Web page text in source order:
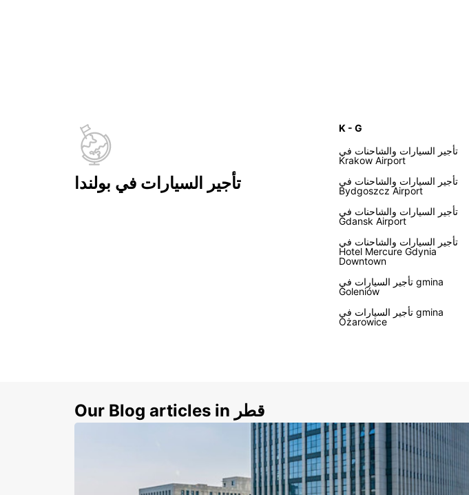
تأجير السيارات في بولندا
K - G
تأجير السيارات والشاحنات في
Krakow Airport
تأجير السيارات والشاحنات في
Bydgoszcz Airport
تأجير السيارات والشاحنات في
Gdansk Airport
تأجير السيارات والشاحنات في
Hotel Mercure Gdynia
Downtown
تأجير السيارات في gmina
Goleniów
تأجير السيارات في gmina
Ożarowice
Our Blog articles in قطر